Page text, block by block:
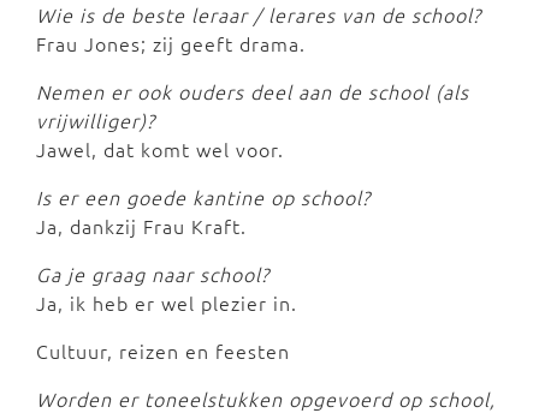
Wie is de beste leraar / lerares van de school?
Frau Jones; zij geeft drama.
Nemen er ook ouders deel aan de school (als
vrijwilliger)?
Jawel, dat komt wel voor.
Is er een goede kantine op school?
Ja, dankzij Frau Kraft.
Ga je graag naar school?
Ja, ik heb er wel plezier in.
Cultuur, reizen en feesten
Worden er toneelstukken opgevoerd op school,